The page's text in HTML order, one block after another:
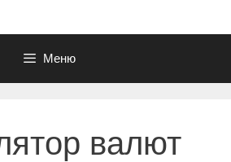
Меню
валют